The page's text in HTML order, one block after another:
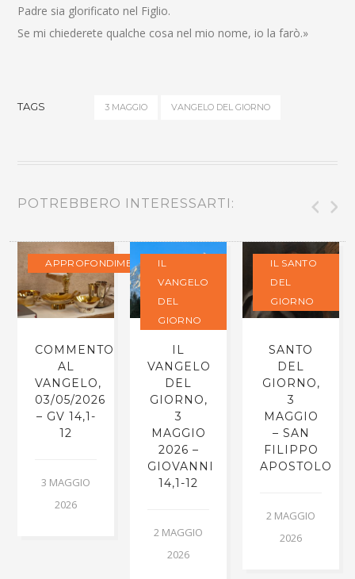
Padre sia glorificato nel Figlio.
Se mi chiederete qualche cosa nel mio nome, io la farò.»
TAGS 3 MAGGIO VANGELO DEL GIORNO
POTREBBERO INTERESSARTI:
APPROFONDIMENTI
COMMENTO
AL
VANGELO,
03/05/2026
– GV 14,1-
12
3 MAGGIO
2026
IL
VANGELO
DEL
GIORNO
IL
VANGELO
DEL
GIORNO,
3
MAGGIO
2026 –
GIOVANNI
14,1-12
2 MAGGIO
2026
IL SANTO
DEL
GIORNO
SANTO
DEL
GIORNO,
3
MAGGIO
– SAN
FILIPPO
APOSTOLO
2 MAGGIO
2026